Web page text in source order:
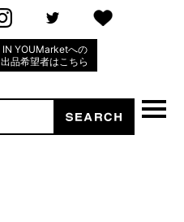
IN YOUMarketへの
出品希望者はこちら